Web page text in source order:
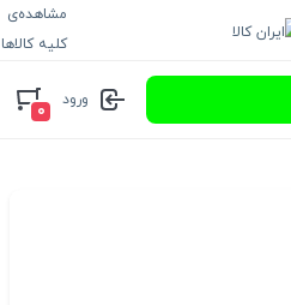
مشاهده‌ی
کلیه کالاها
ورود
۰